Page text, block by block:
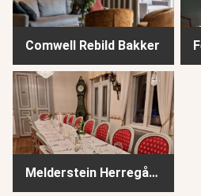
Comwell Rebild Bakker
Melderstein Herregård - Sverige
Melderstein Herregård - Sverige